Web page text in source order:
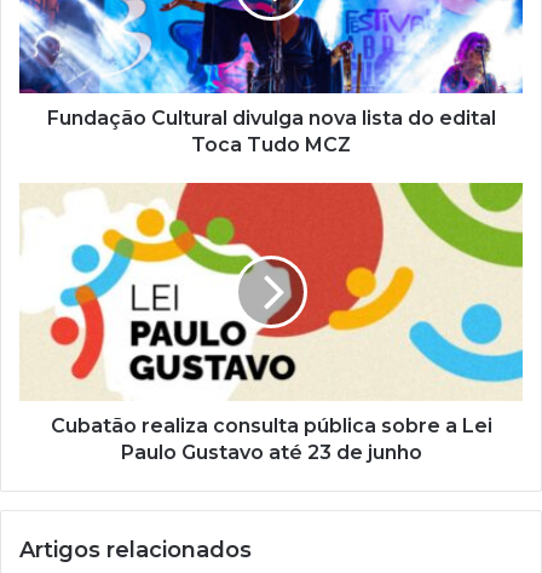
d
e
r
e
e
e
l
Fundação Cultural divulga nova lista do edital
Toca Tudo MCZ
Cubatão realiza consulta pública sobre a Lei
Paulo Gustavo até 23 de junho
Artigos relacionados